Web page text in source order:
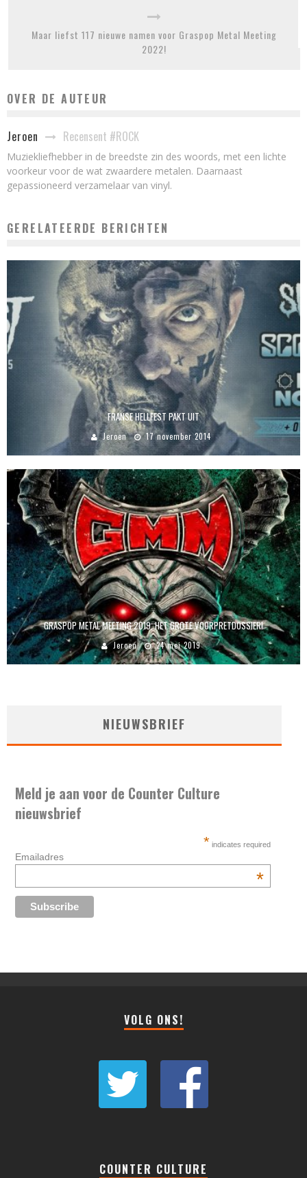
Maar liefst 117 nieuwe namen voor Graspop Metal Meeting
2022!
OVER DE AUTEUR
Jeroen Recensent #ROCK
Muziekliefhebber in de breedste zin des woords, met een lichte
voorkeur voor de wat zwaardere metalen. Daarnaast
gepassioneerd verzamelaar van vinyl.
GERELATEERDE BERICHTEN
FRANSE HELLFEST PAKT UIT
Jeroen 17 november 2014
GRASPOP METAL MEETING 2019, HET GROTE VOORPRETDOSSIER!
Jeroen 24 mei 2019
NIEUWSBRIEF
Meld je aan voor de Counter Culture
nieuwsbrief
* indicates required
Emailadres
*
VOLG ONS!
COUNTER CULTURE